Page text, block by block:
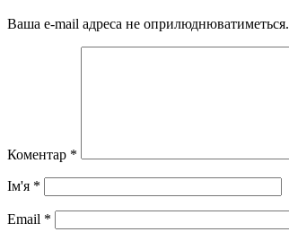
Ваша e-mail адреса не оприлюднюватиметься.
Коментар *
Ім'я *
Email *